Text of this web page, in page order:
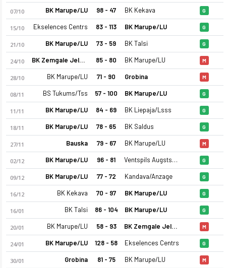
07/10 BK Marupe/LU 98 - 47 BK Kekava G
15/10 Ekselences Centrs 83 - 113 BK Marupe/LU G
21/10 BK Marupe/LU 73 - 59 BK Talsi G
24/10 BK Zemgale Jelgava 85 - 80 BK Marupe/LU M
28/10 BK Marupe/LU 71 - 90 Grobina M
08/11 BS Tukums/Tss 57 - 100 BK Marupe/LU G
11/11 BK Marupe/LU 84 - 69 BK Liepaja/Lsss G
18/11 BK Marupe/LU 78 - 65 BK Saldus G
27/11 Bauska 79 - 67 BK Marupe/LU M
02/12 BK Marupe/LU 96 - 81 Ventspils Augstskola G
09/12 BK Marupe/LU 77 - 72 Kandava/Anzage G
16/12 BK Kekava 70 - 97 BK Marupe/LU G
16/01 BK Talsi 86 - 104 BK Marupe/LU G
20/01 BK Marupe/LU 58 - 93 BK Zemgale Jelgava M
24/01 BK Marupe/LU 128 - 58 Ekselences Centrs G
30/01 Grobina 81 - 75 BK Marupe/LU M